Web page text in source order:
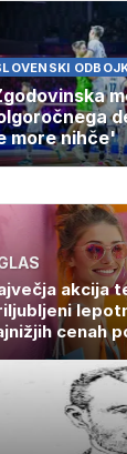
more nihče'
akcija
cenah